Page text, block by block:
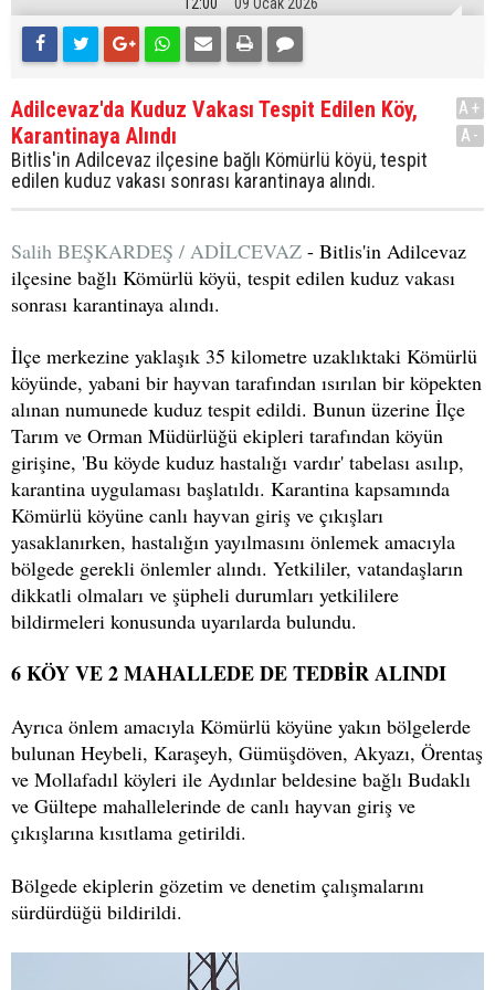
Adilcevaz'da Kuduz Vakası Tespit Edilen Köy,
Karantinaya Alındı
Bitlis'in Adilcevaz ilçesine bağlı Kömürlü köyü, tespit
edilen kuduz vakası sonrası karantinaya alındı.
A+
A-
Salih BEŞKARDEŞ / ADİLCEVAZ - Bitlis'in Adilcevaz
ilçesine bağlı Kömürlü köyü, tespit edilen kuduz vakası
sonrası karantinaya alındı.
İlçe merkezine yaklaşık 35 kilometre uzaklıktaki Kömürlü
köyünde, yabani bir hayvan tarafından ısırılan bir köpekten
alınan numunede kuduz tespit edildi. Bunun üzerine İlçe
Tarım ve Orman Müdürlüğü ekipleri tarafından köyün
girişine, 'Bu köyde kuduz hastalığı vardır' tabelası asılıp,
karantina uygulaması başlatıldı. Karantina kapsamında
Kömürlü köyüne canlı hayvan giriş ve çıkışları
yasaklanırken, hastalığın yayılmasını önlemek amacıyla
bölgede gerekli önlemler alındı. Yetkililer, vatandaşların
dikkatli olmaları ve şüpheli durumları yetkililere
bildirmeleri konusunda uyarılarda bulundu.
6 KÖY VE 2 MAHALLEDE DE TEDBİR ALINDI
Ayrıca önlem amacıyla Kömürlü köyüne yakın bölgelerde
bulunan Heybeli, Karaşeyh, Gümüşdöven, Akyazı, Örentaş
ve Mollafadıl köyleri ile Aydınlar beldesine bağlı Budaklı
ve Gültepe mahallelerinde de canlı hayvan giriş ve
çıkışlarına kısıtlama getirildi.
Bölgede ekiplerin gözetim ve denetim çalışmalarını
sürdürdüğü bildirildi.